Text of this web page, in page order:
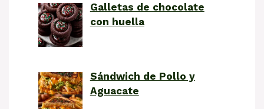
Galletas de chocolate
con huella
Sándwich de Pollo y
Aguacate